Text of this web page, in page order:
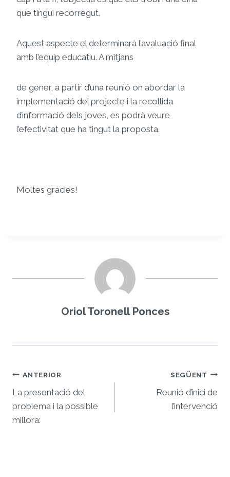
que tingui recorregut.
Aquest aspecte el determinarà l’avaluació final
amb l’equip educatiu. A mitjans
de gener, a partir d’una reunió on abordar la
implementació del projecte i la recollida
d’informació dels joves, es podrà veure
l’efectivitat que ha tingut la proposta.
Moltes gràcies!
Oriol Toronell Ponces
Navegació
d'entrades
ANTERIOR
La presentació del
problema i la possible
millora:
SEGÜENT
Reunió d’inici de
l’intervenció